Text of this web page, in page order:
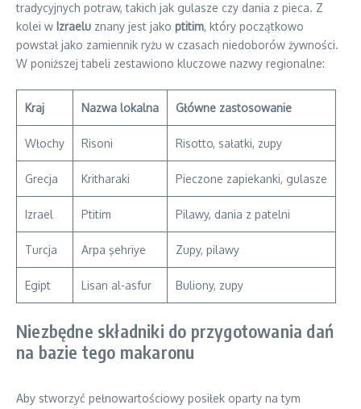
tradycyjnych potraw, takich jak gulasze czy dania z pieca. Z
kolei w Izraelu znany jest jako ptitim, który początkowo
powstał jako zamiennik ryżu w czasach niedoborów żywności.
W poniższej tabeli zestawiono kluczowe nazwy regionalne:
Kraj Nazwa lokalna Główne zastosowanie
Włochy Risoni Risotto, sałatki, zupy
Grecja Kritharaki Pieczone zapiekanki, gulasze
Izrael Ptitim Pilawy, dania z patelni
Turcja Arpa şehriye Zupy, pilawy
Egipt Lisan al-asfur Buliony, zupy
Niezbędne składniki do przygotowania dań
na bazie tego makaronu
Aby stworzyć pełnowartościowy posiłek oparty na tym